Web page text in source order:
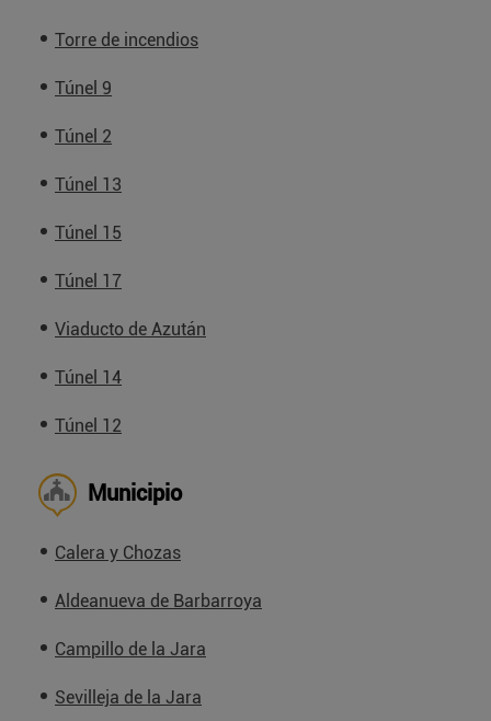
Torre de incendios
Túnel 9
Túnel 2
Túnel 13
Túnel 15
Túnel 17
Viaducto de Azután
Túnel 14
Túnel 12
Municipio
Calera y Chozas
Aldeanueva de Barbarroya
Campillo de la Jara
Sevilleja de la Jara